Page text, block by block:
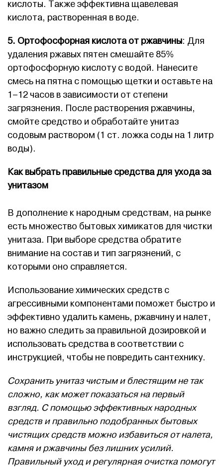
кислоты. Также эффективна щавелевая
кислота, растворенная в воде.
5. Ортофосфорная кислота от ржавчины: Для
удаления ржавых пятен смешайте 85%
ортофосфорную кислоту с водой. Нанесите
смесь на пятна с помощью щетки и оставьте на
1–12 часов в зависимости от степени
загрязнения. После растворения ржавчины,
смойте средство и обработайте унитаз
содовым раствором (1 ст. ложка соды на 1 литр
воды).
Как выбрать правильные средства для ухода за
унитазом
В дополнение к народным средствам, на рынке
есть множество бытовых химикатов для чистки
унитаза. При выборе средства обратите
внимание на состав и тип загрязнений, с
которыми оно справляется.
Использование химических средств с
агрессивными компонентами поможет быстро и
эффективно удалить камень, ржавчину и налет,
но важно следить за правильной дозировкой и
использовать средства в соответствии с
инструкцией, чтобы не повредить сантехнику.
Сохранить унитаз чистым и блестящим не так
сложно, как может показаться на первый
взгляд. С помощью эффективных народных
средств и правильно подобранных бытовых
чистящих средств можно избавиться от налета,
камня и ржавчины без лишних усилий.
Правильный уход и регулярная очистка помогут